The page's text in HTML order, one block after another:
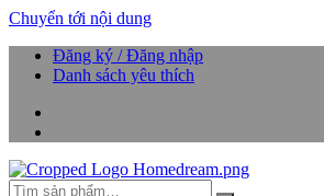
Chuyển tới nội dung
Đăng ký / Đăng nhập
Danh sách yêu thích